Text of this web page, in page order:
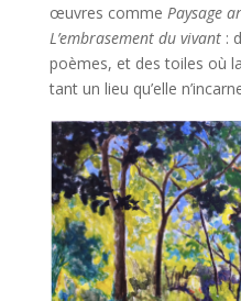
œuvres comme Paysage
L’embrasement du vivant:
poèmes, et des toiles où
tant un lieu qu’elle